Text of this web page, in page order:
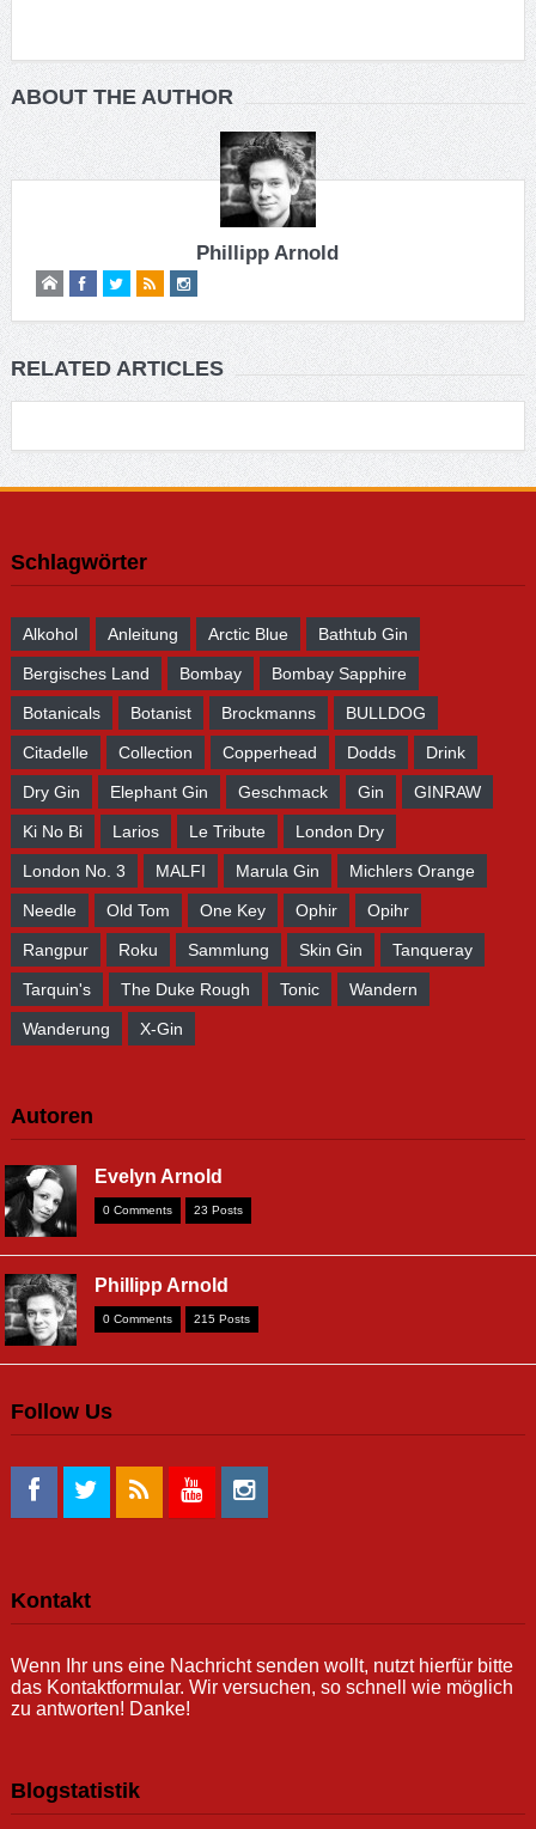
ABOUT THE AUTHOR
Phillipp Arnold
RELATED ARTICLES
Schlagwörter
Alkohol Anleitung Arctic Blue Bathtub Gin
Bergisches Land Bombay Bombay Sapphire
Botanicals Botanist Brockmanns BULLDOG
Citadelle Collection Copperhead Dodds Drink
Dry Gin Elephant Gin Geschmack Gin GINRAW
Ki No Bi Larios Le Tribute London Dry
London No. 3 MALFI Marula Gin Michlers Orange
Needle Old Tom One Key Ophir Opihr
Rangpur Roku Sammlung Skin Gin Tanqueray
Tarquin's The Duke Rough Tonic Wandern
Wanderung X-Gin
Autoren
Evelyn Arnold
0 Comments 23 Posts
Phillipp Arnold
0 Comments 215 Posts
Follow Us
Kontakt
Wenn Ihr uns eine Nachricht senden wollt, nutzt hierfür bitte
das Kontaktformular. Wir versuchen, so schnell wie möglich
zu antworten! Danke!
Blogstatistik